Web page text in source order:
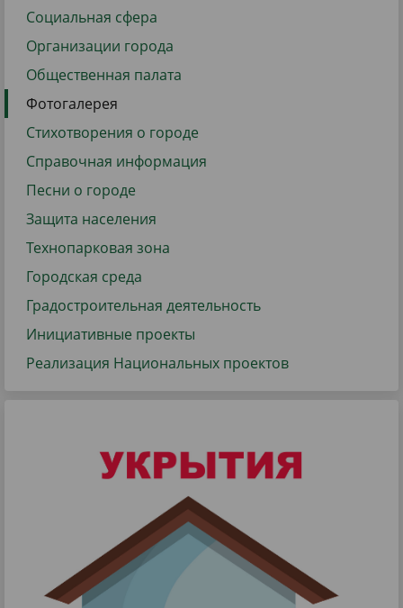
Социальная сфера
Организации города
Общественная палата
Фотогалерея
Стихотворения о городе
Справочная информация
Песни о городе
Защита населения
Технопарковая зона
Городская среда
Градостроительная деятельность
Инициативные проекты
Реализация Национальных проектов